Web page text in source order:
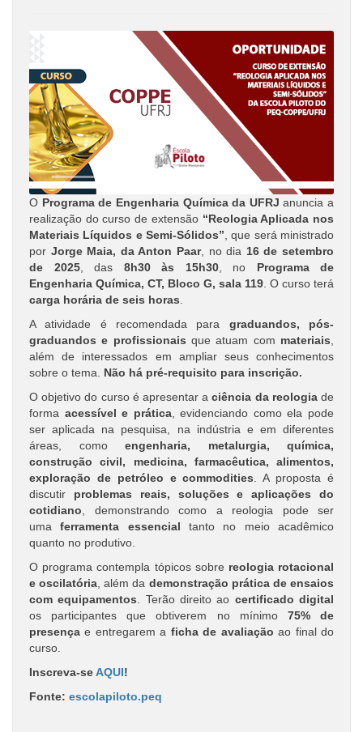
O Programa de Engenharia Química da UFRJ anuncia a
realização do curso de extensão “Reologia Aplicada nos
Materiais Líquidos e Semi-Sólidos” , que será ministrado
por Jorge Maia, da Anton Paar, no dia 16 de setembro
de 2025, das 8h30 às 15h30, no Programa de
Engenharia Química, CT, Bloco G, sala 119 . O curso terá
carga horária de seis horas
A atividade é recomendada para graduandos, pós-
graduandos e profissionais que atuam com materiais
além de interessados em ampliar seus conhecimentos
sobre o tema. Não há pré-requisito para inscrição.
O objetivo do curso é apresentar aciência da reologiade
forma acessível e prática, evidenciando como ela pode
ser aplicada na pesquisa, na indústria e em diferentes
áreas, como engenharia, metalurgia, química,
construção civil, medicina, farmacêutica, alimentos,
exploração de petróleo e commodities . A proposta é
discutir problemas reais, soluções e aplicações do
cotidiano , demonstrando como a reologia pode ser
umaferramenta essencial tanto no meio acadêmico
quanto no produtivo.
O programa contempla tópicos sobre reologia rotacional
e oscilatória , além da demonstração prática de ensaios
com equipamentos . Terão direito ao certificado digital
os participantes que obtiverem no mínimo 75% de
presença e entregarem a ficha de avaliação ao final do
curso.
Inscreva-seAQUI!
Fonte: escolapiloto.peq